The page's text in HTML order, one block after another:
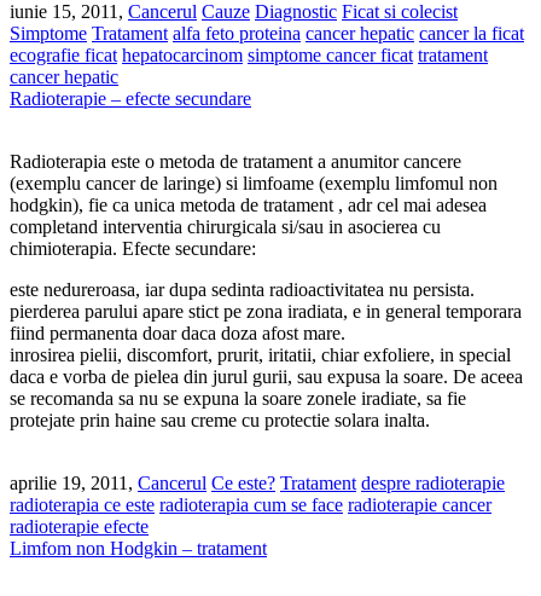
iunie 15, 2011, Cancerul Cauze Diagnostic Ficat si colecist
Simptome Tratament alfa feto proteina cancer hepatic cancer la ficat
ecografie ficat hepatocarcinom simptome cancer ficat tratament
cancer hepatic
Radioterapie – efecte secundare
Radioterapia este o metoda de tratament a anumitor cancere
(exemplu cancer de laringe) si limfoame (exemplu limfomul non
hodgkin), fie ca unica metoda de tratament , adr cel mai adesea
completand interventia chirurgicala si/sau in asocierea cu
chimioterapia. Efecte secundare:
este nedureroasa, iar dupa sedinta radioactivitatea nu persista.
pierderea parului apare stict pe zona iradiata, e in general temporara
fiind permanenta doar daca doza afost mare.
inrosirea pielii, discomfort, prurit, iritatii, chiar exfoliere, in special
daca e vorba de pielea din jurul gurii, sau expusa la soare. De aceea
se recomanda sa nu se expuna la soare zonele iradiate, sa fie
protejate prin haine sau creme cu protectie solara inalta.
aprilie 19, 2011, Cancerul Ce este? Tratament despre radioterapie
radioterapia ce este radioterapia cum se face radioterapie cancer
radioterapie efecte
Limfom non Hodgkin – tratament